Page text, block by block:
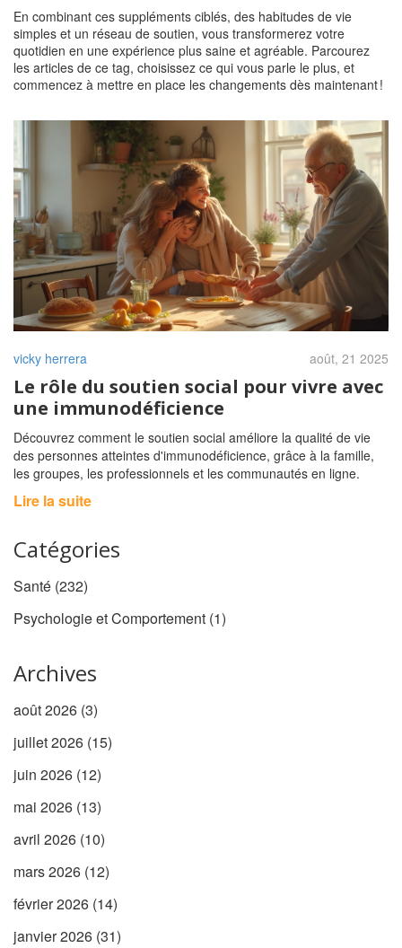
En combinant ces suppléments ciblés, des habitudes de vie
simples et un réseau de soutien, vous transformerez votre
quotidien en une expérience plus saine et agréable. Parcourez
les articles de ce tag, choisissez ce qui vous parle le plus, et
commencez à mettre en place les changements dès maintenant !
vicky herrera août, 21 2025
Le rôle du soutien social pour vivre avec
une immunodéficience
Découvrez comment le soutien social améliore la qualité de vie
des personnes atteintes d'immunodéficience, grâce à la famille,
les groupes, les professionnels et les communautés en ligne.
Lire la suite
Catégories
Santé (232)
Psychologie et Comportement (1)
Archives
août 2026 (3)
juillet 2026 (15)
juin 2026 (12)
mai 2026 (13)
avril 2026 (10)
mars 2026 (12)
février 2026 (14)
janvier 2026 (31)